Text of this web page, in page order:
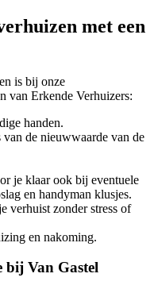
met een
is bij onze
van Erkende Verhuizers:
handen.
de nieuwwaarde van de
je klaar ook bij eventuele
en handyman klusjes.
verhuist zonder stress of
en nakoming.
bij Van Gastel